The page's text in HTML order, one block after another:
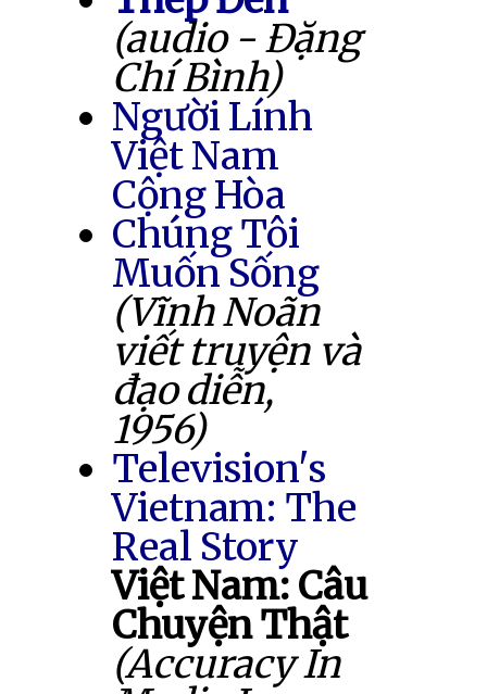
(audio - Đặng
Chí Bình)
Người Lính
Việt Nam
Cộng Hòa
Chúng Tôi
Muốn Sống
(Vĩnh Noãn
viết truyện và
đạo diễn,
1956)
Television's
Vietnam: The
Real Story
Việt Nam: Câu
Chuyện Thật
(Accuracy In